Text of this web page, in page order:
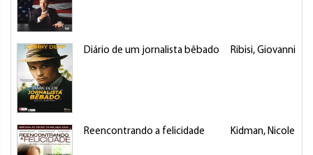
Diário de um jornalista bêbado Ribisi, Giovanni
Reencontrando a felicidade Kidman, Nicole